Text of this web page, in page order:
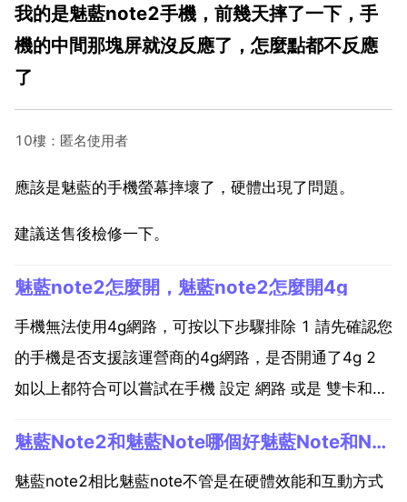
我的是魅藍note2手機，前幾天摔了一下，手
機的中間那塊屏就沒反應了，怎麼點都不反應
了
10樓：匿名使用者
應該是魅藍的手機螢幕摔壞了，硬體出現了問題。
建議送售後檢修一下。
魅藍note2怎麼開，魅藍note2怎麼開4g
手機無法使用4g網路，可按以下步驟排除 1 請先確認您
的手機是否支援該運營商的4g網路，是否開通了4g 2
如以上都符合可以嘗試在手機 設定 網路 或是 雙卡和網
跟您所處的環境有關係，您可以換個地方重新嘗試一
下，或者重新啟動手機嘗試。主要是系統不...
魅藍Note2和魅藍Note哪個好魅藍Note和Note2區別對比
魅藍note2相比魅藍note不管是在硬體效能和互動方式